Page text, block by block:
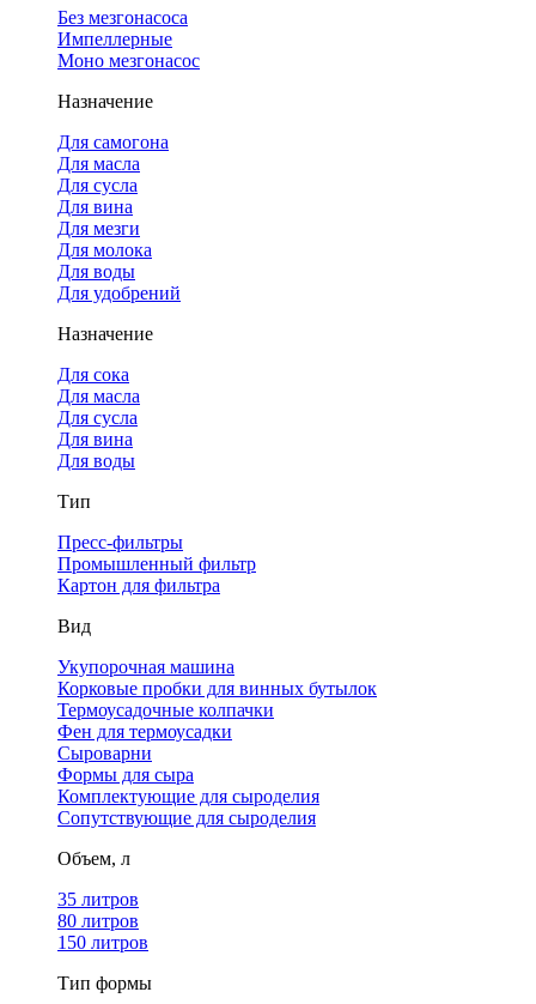
Без мезгонасоса
Импеллерные
Моно мезгонасос
Назначение
Для самогона
Для масла
Для сусла
Для вина
Для мезги
Для молока
Для воды
Для удобрений
Назначение
Для сока
Для масла
Для сусла
Для вина
Для воды
Тип
Пресс-фильтры
Промышленный фильтр
Картон для фильтра
Вид
Укупорочная машина
Корковые пробки для винных бутылок
Термоусадочные колпачки
Фен для термоусадки
Сыроварни
Формы для сыра
Комплектующие для сыроделия
Сопутствующие для сыроделия
Объем, л
35 литров
80 литров
150 литров
Тип формы